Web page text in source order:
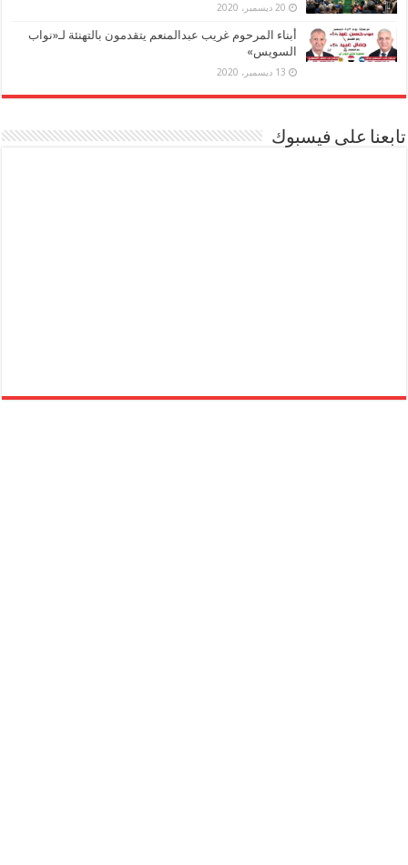
20 ديسمبر، 2020
أبناء المرحوم غريب عبدالمنعم يتقدمون بالتهنئة لـ«نواب
السويس»
13 ديسمبر، 2020
تابعنا على فيسبوك